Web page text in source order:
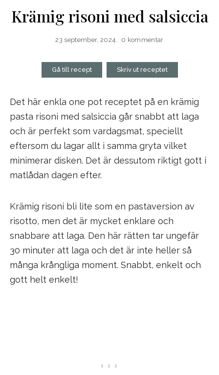
Krämig risoni med salsiccia
23 september, 2024 0 kommentar
Gå till recept Skriv ut receptet
Det här enkla one pot receptet på en krämig
pasta risoni med salsiccia går snabbt att laga
och är perfekt som vardagsmat, speciellt
eftersom du lagar allt i samma gryta vilket
minimerar disken. Det är dessutom riktigt gott i
matlådan dagen efter.
Krämig risoni bli lite som en pastaversion av
risotto, men det är mycket enklare och
snabbare att laga. Den här rätten tar ungefär
30 minuter att laga och det är inte heller så
många krångliga moment. Snabbt, enkelt och
gott helt enkelt!